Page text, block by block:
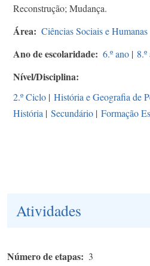
Reconstrução; Mudança.
Área Ciências Sociais e Humanas
Ano de escolaridade 6.º ano |
Nível/Disciplina
2.º Ciclo | História e Geografia de
História | Secundário | Formação
Atividades
Número de etapas 3